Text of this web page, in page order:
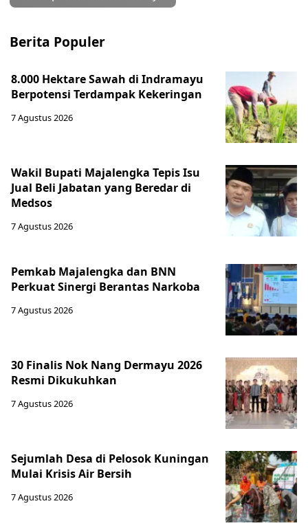
Berita Populer
8.000 Hektare Sawah di Indramayu
Berpotensi Terdampak Kekeringan
7 Agustus 2026
Wakil Bupati Majalengka Tepis Isu
Jual Beli Jabatan yang Beredar di
Medsos
7 Agustus 2026
Pemkab Majalengka dan BNN
Perkuat Sinergi Berantas Narkoba
7 Agustus 2026
30 Finalis Nok Nang Dermayu 2026
Resmi Dikukuhkan
7 Agustus 2026
Sejumlah Desa di Pelosok Kuningan
Mulai Krisis Air Bersih
7 Agustus 2026